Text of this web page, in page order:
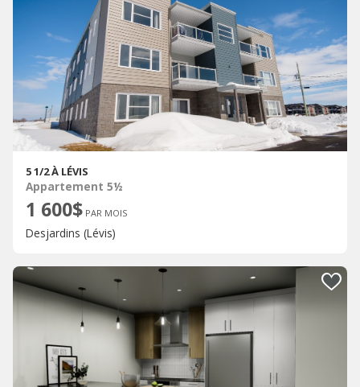
5 1/2 À LÉVIS
Appartement 5½
1 600$ PAR MOIS
Desjardins (Lévis)